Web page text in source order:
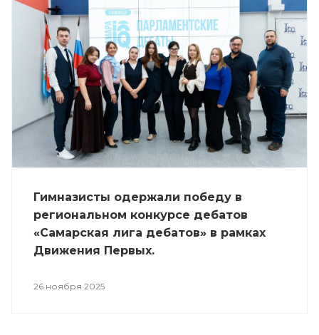
Гимназисты одержали победу в
региональном конкурсе дебатов
«Самарская лига дебатов» в рамках
Движения Первых.
26 ноября 2025